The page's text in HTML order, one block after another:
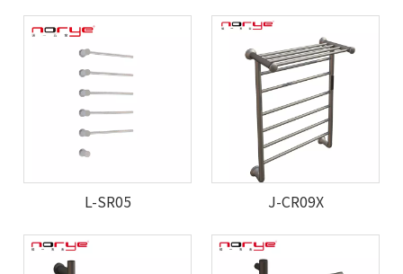
L-SR05 J-CR09X